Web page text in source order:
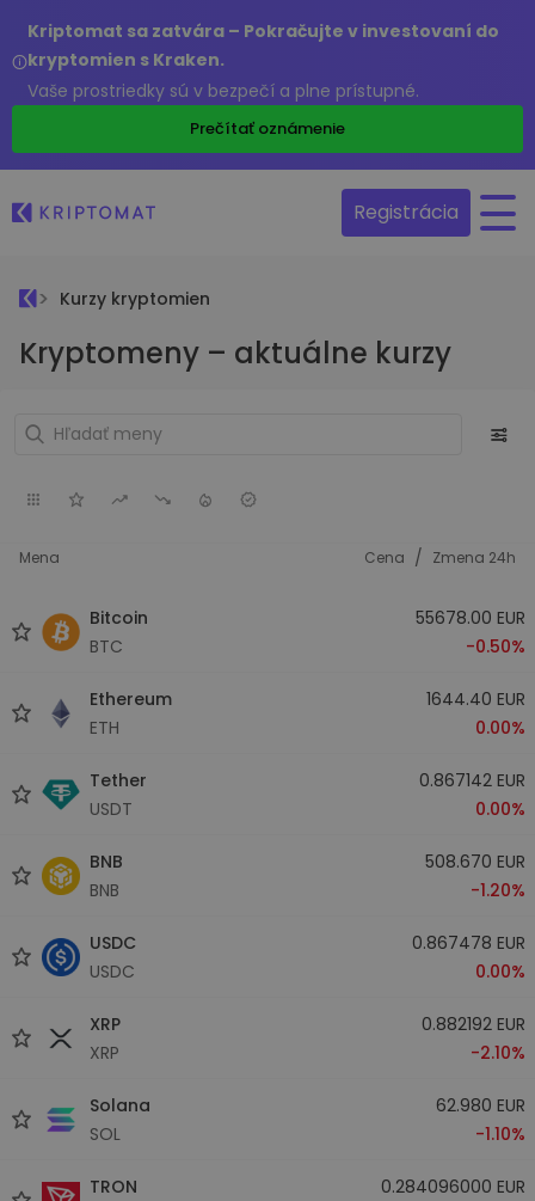
Kriptomat sa zatvára – Pokračujte v investovaní do
kryptomien s Kraken.
Vaše prostriedky sú v bezpečí a plne prístupné.
Prečítať oznámenie
Registrácia
Kurzy kryptomien
Kryptomeny – aktuálne kurzy
Mena Cena / Zmena 24h
Bitcoin
BTC
55678.00 EUR
-0.50%
Ethereum
ETH
1644.40 EUR
0.00%
Tether
USDT
0.867142 EUR
0.00%
BNB
BNB
508.670 EUR
-1.20%
USDC
USDC
0.867478 EUR
0.00%
XRP
XRP
0.882192 EUR
-2.10%
Solana
SOL
62.980 EUR
-1.10%
TRON
0.284096000 EUR